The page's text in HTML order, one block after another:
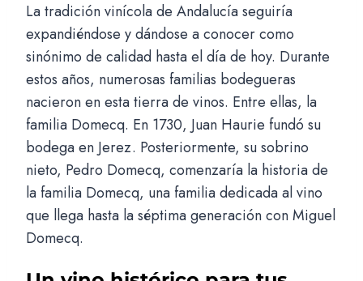
La tradición vinícola de Andalucía seguiría
expandiéndose y dándose a conocer como
sinónimo de calidad hasta el día de hoy. Durante
estos años, numerosas familias bodegueras
nacieron en esta tierra de vinos. Entre ellas, la
familia Domecq. En 1730, Juan Haurie fundó su
bodega en Jerez. Posteriormente, su sobrino
nieto, Pedro Domecq, comenzaría la historia de
la familia Domecq, una familia dedicada al vino
que llega hasta la séptima generación con Miguel
Domecq.